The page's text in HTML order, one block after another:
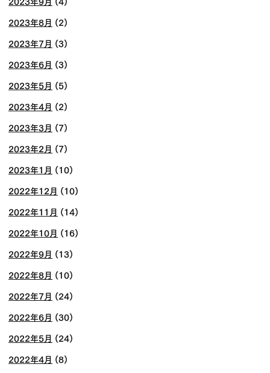
2023年8月 (2)
2023年7月 (3)
2023年6月 (3)
2023年5月 (5)
2023年4月 (2)
2023年3月 (7)
2023年2月 (7)
2023年1月 (10)
2022年12月 (10)
2022年11月 (14)
2022年10月 (16)
2022年9月 (13)
2022年8月 (10)
2022年7月 (24)
2022年6月 (30)
2022年5月 (24)
2022年4月 (8)